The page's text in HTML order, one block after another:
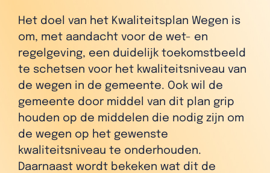
Het doel van het Kwaliteitsplan Wegen is
om, met aandacht voor de wet- en
regelgeving, een duidelijk toekomstbeeld
te schetsen voor het kwaliteitsniveau van
de wegen in de gemeente. Ook wil de
gemeente door middel van dit plan grip
houden op de middelen die nodig zijn om
de wegen op het gewenste
kwaliteitsniveau te onderhouden.
Daarnaast wordt bekeken wat dit de